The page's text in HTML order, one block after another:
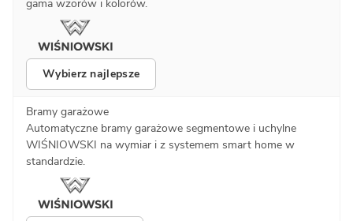
gama wzorów i kolorów.
Wybierz najlepsze
Bramy garażowe
Automatyczne bramy garażowe segmentowe i uchylne
WIŚNIOWSKI na wymiar i z systemem smart home w
standardzie.